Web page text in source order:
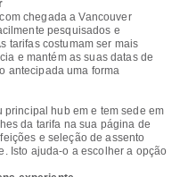
chegada a Vancouver
pesquisados e
tarifas costumam ser mais
e mantém as suas datas de
antecipada uma forma
principal hub em e tem sede em
da tarifa na sua página de
e seleção de assento
Isto ajuda-o a escolher a opção